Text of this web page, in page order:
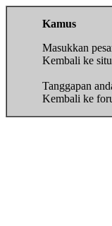
Kamus
Masukkan
Kembali ke
Tanggapan
Kembali ke